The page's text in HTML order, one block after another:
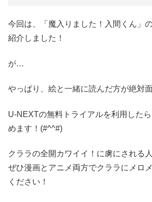
今回は、「魔入りました！入間くん」
紹介しました！
が…
やっぱり、絵と一緒に読んだ方が絶対
U-NEXTの無料トライアルを利用した
めます！(#^^#)
クララの全開カワイイ！に虜にされる
ぜひ漫画とアニメ両方でクララにメロ
ください！